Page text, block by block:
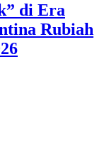
di Era
Rubiah